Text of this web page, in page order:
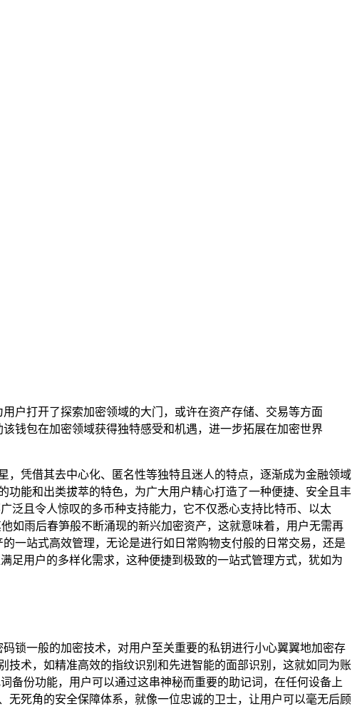
户打开了探索加密领域的大门，或许在资产存储、交易等方面
钱包在加密领域获得独特感受和机遇，进一步拓展在加密世界
凭借其去中心化、匿名性等独特且迷人的特点，逐渐成为金融领域
功能和出类拔萃的特色，为广大用户精心打造了一种便捷、安全且丰
泛且令人惊叹的多币种支持能力，它不仅悉心支持比特币、以太
如雨后春笋般不断涌现的新兴加密资产，这就意味着，用户无需再
一站式高效管理，无论是进行如日常购物支付般的日常交易，还是
足用户的多样化需求，这种便捷到极致的一站式管理方式，犹如为
锁一般的加密技术，对用户至关重要的私钥进行小心翼翼地加密存
术，如精准高效的指纹识别和先进智能的面部识别，这就如同为账
备份功能，用户可以通过这串神秘而重要的助记词，在任何设备上
死角的安全保障体系，就像一位忠诚的卫士，让用户可以毫无后顾